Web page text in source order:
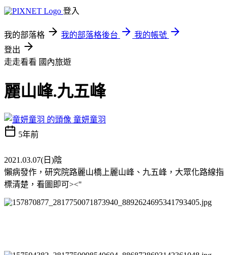
登入
我的部落格 我的部落格後台
我的帳號
登出
走走看看 國內旅遊
麗山峰.九五峰
童妍童羽
5年前
2021.03.07(日)陰
懶病發作，研究院路麗山橋上麗山峰、九五峰，大眾化路線指
標清楚，看圖即可><"